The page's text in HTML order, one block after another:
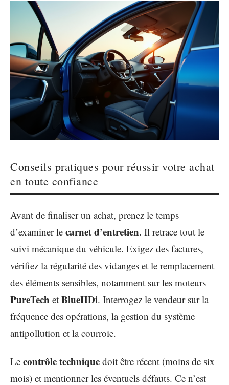
Conseils pratiques pour réussir votre achat
en toute confiance
Avant de finaliser un achat, prenez le temps
d’examiner le carnet d’entretien. Il retrace tout le
suivi mécanique du véhicule. Exigez des factures,
vérifiez la régularité des vidanges et le remplacement
des éléments sensibles, notamment sur les moteurs
PureTech et BlueHDi. Interrogez le vendeur sur la
fréquence des opérations, la gestion du système
antipollution et la courroie.
Le contrôle technique doit être récent (moins de six
mois) et mentionner les éventuels défauts. Ce n’est